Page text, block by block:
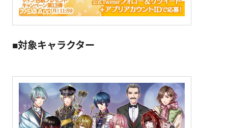
■対象キャラクター